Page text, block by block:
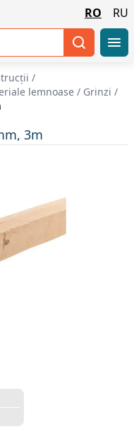
RO RU
/
lemnoase / Grinzi /
3m